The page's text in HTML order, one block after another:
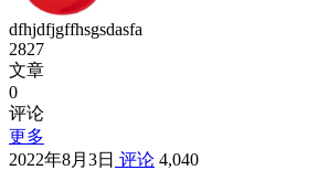
dfhjdfjgffhsgsdasfa
2827
文章
0
评论
更多
2022年8月3日 评论 4,040